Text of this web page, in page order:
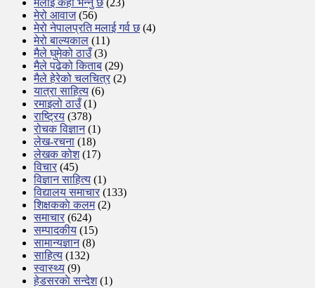
मलाई केही भन्नु छ(23)
मेरो आवाज(56)
मेरो नेपालप्रति मलाई गर्व छ(4)
मेरो बाल्यकाल (11)
मैले घुमेको ठाउँ(3)
मैले पढेको किताब (29)
मैले हेरेको चलचित्र (2)
यात्रा साहित्य (6)
रमाइलो ठाउँ(1)
राष्ट्रिय (378)
रोचक विज्ञान(1)
लेख-रचना (18)
लेखक कोश(17)
विचार (45)
विज्ञान साहित्य (1)
विद्यालय समाचार (133)
शिक्षककाे कलम(2)
समाचार (624)
सम्पादकीय (15)
सामान्यज्ञान(8)
साहित्य (132)
स्वास्थ्य (9)
हेडसरकाे सन्देश(1)